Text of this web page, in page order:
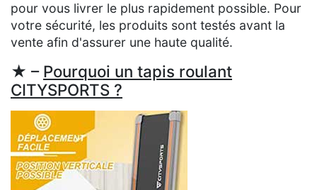
pour vous livrer le plus rapidement possible. Pour
votre sécurité, les produits sont testés avant la
vente afin d'assurer une haute qualité.
★ – Pourquoi un tapis roulant
CITYSPORTS ?